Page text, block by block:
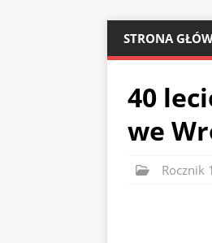
STRONA
40
we
Rocznik